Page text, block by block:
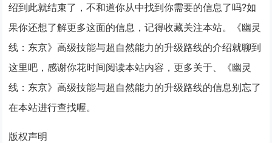
绍到此就结束了，不和道你从中找到你需要的信息了吗?如
果你还想了解更多这面的信息，记得收藏关注本站。《幽灵
线：东京》高级技能与超自然能力的升级路线的介绍就聊到
这里吧，感谢你花时间阅读本站内容，更多关于、《幽灵
线：东京》高级技能与超自然能力的升级路线的信息别忘了
在本站进行查找喔。
版权声明